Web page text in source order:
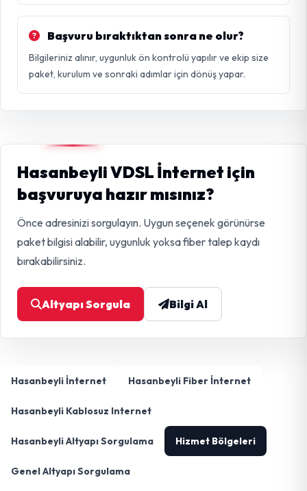
Başvuru bıraktıktan sonra ne olur?
Bilgileriniz alınır, uygunluk ön kontrolü yapılır ve ekip size
paket, kurulum ve sonraki adımlar için dönüş yapar.
Hasanbeyli VDSL İnternet için
başvuruya hazır mısınız?
Önce adresinizi sorgulayın. Uygun seçenek görünürse
paket bilgisi alabilir, uygunluk yoksa fiber talep kaydı
bırakabilirsiniz.
Altyapı Sorgula Bilgi Al
Hasanbeyli İnternet Hasanbeyli Fiber İnternet
Hasanbeyli Kablosuz Internet
Hasanbeyli Altyapı Sorgulama Hizmet Bölgeleri
Genel Altyapı Sorgulama